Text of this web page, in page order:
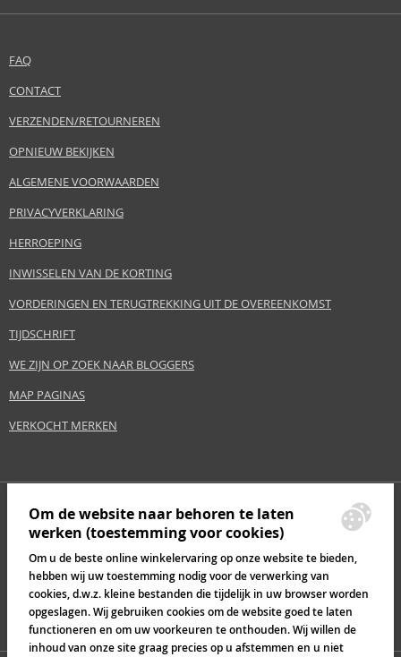
FAQ
CONTACT
VERZENDEN/RETOURNEREN
OPNIEUW BEKIJKEN
ALGEMENE VOORWAARDEN
PRIVACYVERKLARING
HERROEPING
INWISSELEN VAN DE KORTING
VORDERINGEN EN TERUGTREKKING UIT DE OVEREENKOMST
TIJDSCHRIFT
WE ZIJN OP ZOEK NAAR BLOGGERS
MAP PAGINAS
VERKOCHT MERKEN
Om de website naar behoren te laten
werken (toestemming voor cookies)
Om u de beste online winkelervaring op onze website te bieden,
hebben wij uw toestemming nodig voor de verwerking van
cookies, d.w.z. kleine bestanden die tijdelijk in uw browser worden
opgeslagen. Wij gebruiken cookies om de website goed te laten
functioneren en om uw voorkeuren te onthouden. Wij willen de
inhoud van onze site graag precies op u afstemmen en u niet